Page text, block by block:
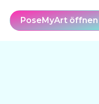
PoseMyArt öffnen